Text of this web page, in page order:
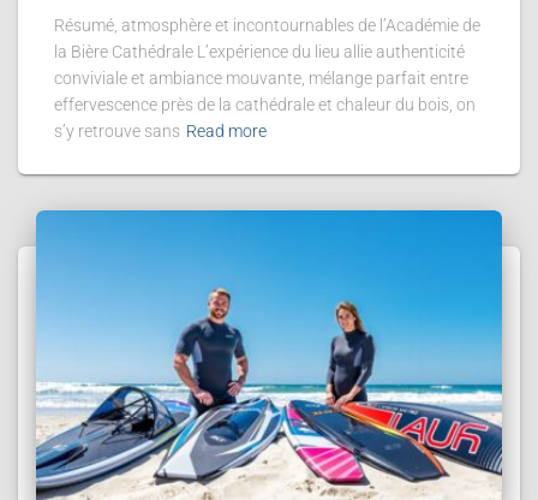
Résumé, atmosphère et incontournables de l’Académie de
la Bière Cathédrale L’expérience du lieu allie authenticité
conviviale et ambiance mouvante, mélange parfait entre
effervescence près de la cathédrale et chaleur du bois, on
s’y retrouve sans Read more